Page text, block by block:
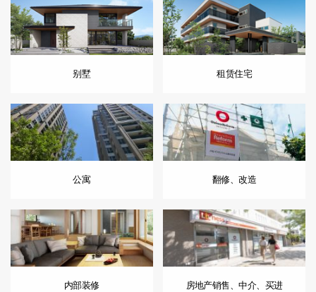
别墅 租赁住宅
公寓 翻修、改造
内部装修 房地产销售、中介、买进